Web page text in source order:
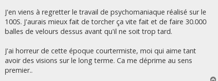
J'en viens à regretter le travail de psychomaniaque réalisé sur le
100S. J'aurais mieux fait de torcher ça vite fait et de faire 30.000
balles de velours dessus avant qu'il ne soit trop tard.
J'ai horreur de cette époque courtermiste, moi qui aime tant
avoir des visions sur le long terme. Ca me déprime au sens
premier..